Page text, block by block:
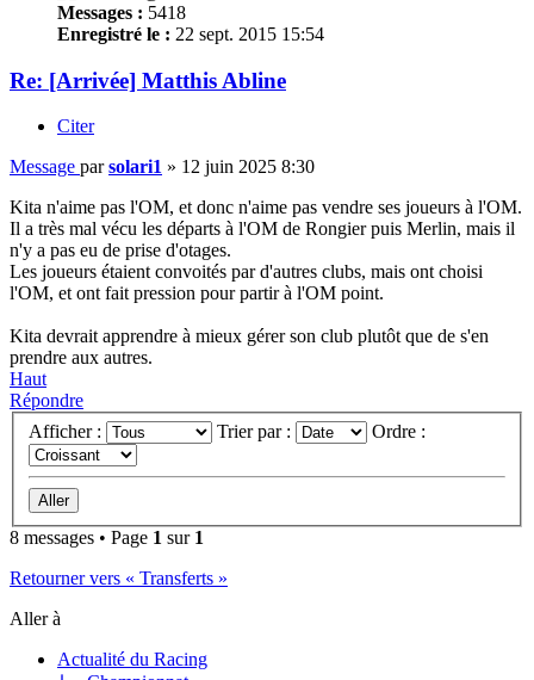
Messages : 5418
Enregistré le : 22 sept. 2015 15:54
Re: [Arrivée] Matthis Abline
Citer
Message parsolari1 » 12 juin 2025 8:30
Kita n'aime pas l'OM, et donc n'aime pas vendre ses joueurs à l'OM.
Il a très mal vécu les départs à l'OM de Rongier puis Merlin, mais il
n'y a pas eu de prise d'otages.
Les joueurs étaient convoités par d'autres clubs, mais ont choisi
l'OM, et ont fait pression pour partir à l'OM point.
Kita devrait apprendre à mieux gérer son club plutôt que de s'en
prendre aux autres.
Haut
Répondre
Afficher :
Trier par : Ordre :
8 messages • Page 1 sur 1
Retourner vers « Transferts »
Aller à
Actualité du Racing